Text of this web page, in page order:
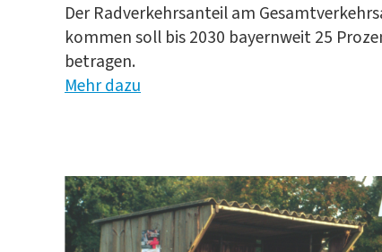
Der Rad­ver­kehrs­an­teil am
kom­men soll bis 2030 bay­ern­weit 25
betra­gen.
Mehr dazu